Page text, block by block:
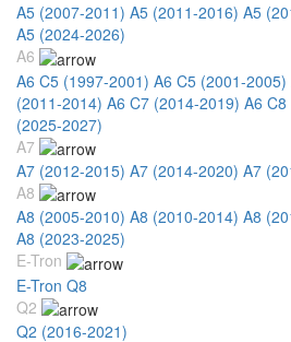
A5 (2007-2011) A5 (2011-2016) A5
A5 (2024-2026)
A6
A6 C5 (1997-2001) A6 C5 (2001-2005)
(2011-2014) A6 C7 (2014-2019) A6
(2025-2027)
A7
A7 (2012-2015) A7 (2014-2020) A7
A8
A8 (2005-2010) A8 (2010-2014) A8
A8 (2023-2025)
E-Tron
E-Tron Q8
Q2
Q2 (2016-2021)